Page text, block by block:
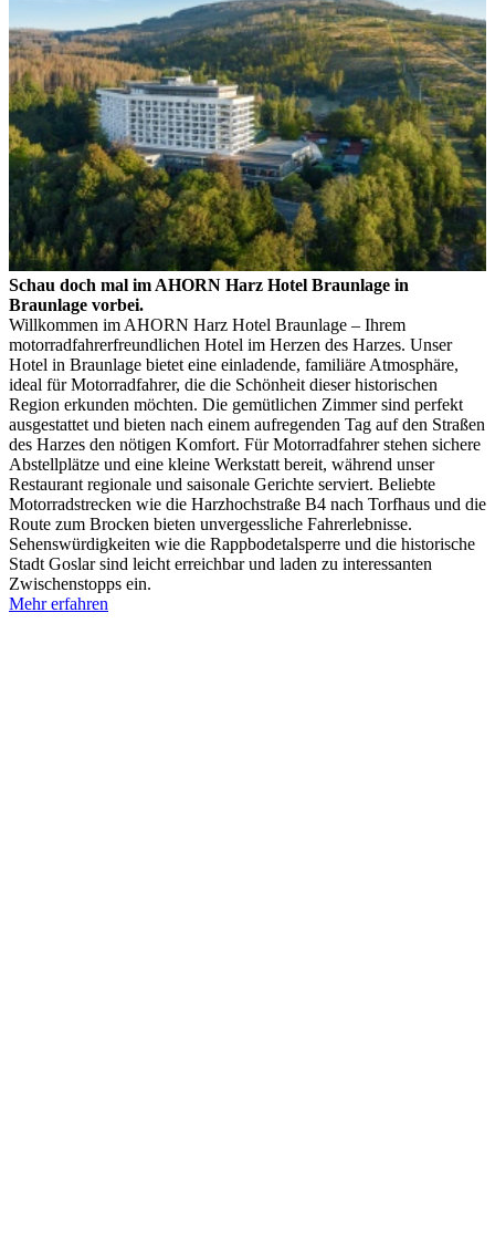
Schau doch mal im AHORN Harz Hotel Braunlage in
Braunlage vorbei.
Willkommen im AHORN Harz Hotel Braunlage – Ihrem
motorradfahrerfreundlichen Hotel im Herzen des Harzes. Unser
Hotel in Braunlage bietet eine einladende, familiäre Atmosphäre,
ideal für Motorradfahrer, die die Schönheit dieser historischen
Region erkunden möchten. Die gemütlichen Zimmer sind perfekt
ausgestattet und bieten nach einem aufregenden Tag auf den Straßen
des Harzes den nötigen Komfort. Für Motorradfahrer stehen sichere
Abstellplätze und eine kleine Werkstatt bereit, während unser
Restaurant regionale und saisonale Gerichte serviert. Beliebte
Motorradstrecken wie die Harzhochstraße B4 nach Torfhaus und die
Route zum Brocken bieten unvergessliche Fahrerlebnisse.
Sehenswürdigkeiten wie die Rappbodetalsperre und die historische
Stadt Goslar sind leicht erreichbar und laden zu interessanten
Zwischenstopps ein.
Mehr erfahren